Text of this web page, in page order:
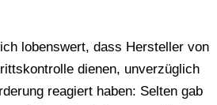
lobenswert, dass Hersteller von
dienen, unverzüglich
reagiert haben: Selten gab